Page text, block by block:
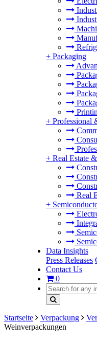
+ Packaging
+ Professional
+ Real Estate
Real
+
Data Insights
Press Releases
Contact Us
0
Startseite Verpackung
Weinverpackungen